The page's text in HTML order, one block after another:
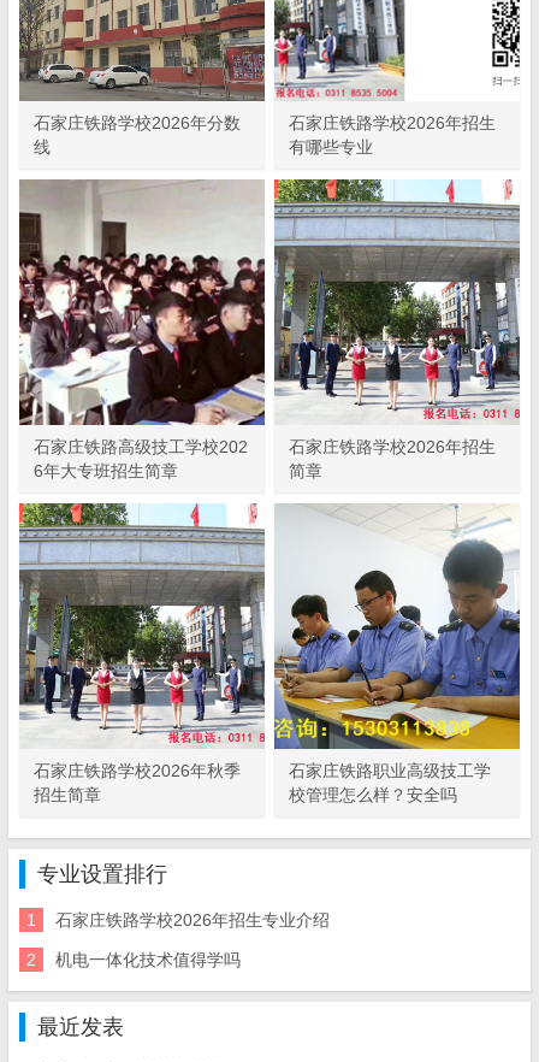
石家庄铁路学校2026年分数
线
石家庄铁路学校2026年招生
有哪些专业
石家庄铁路高级技工学校202
6年大专班招生简章
石家庄铁路学校2026年招生
简章
石家庄铁路学校2026年秋季
招生简章
石家庄铁路职业高级技工学
校管理怎么样？安全吗
专业设置排行
1 石家庄铁路学校2026年招生专业介绍
2 机电一体化技术值得学吗
最近发表